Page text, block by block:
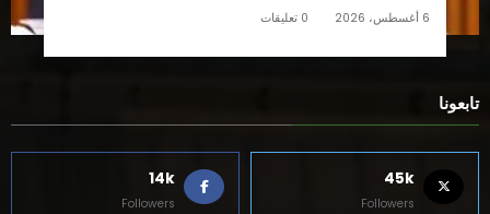
6 أغسطس، 2026 0 تعليقات
تابعونا
45k
Followers
14k
Followers